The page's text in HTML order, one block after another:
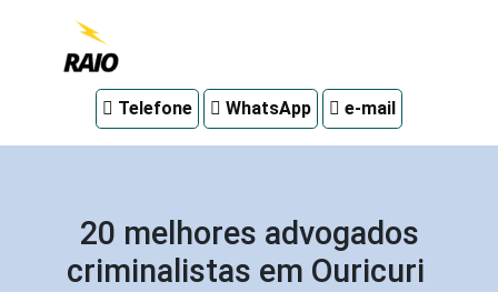
em
Telefone WhatsApp e-mail
20 melhores advogados
criminalistas em Ouricuri